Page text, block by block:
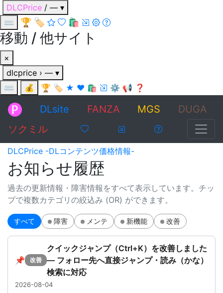
DLCPrice / — ▾
⌨
🏆 🏷️ 🛍️
移動 / 他サイト
×
dlcprice › — ▾
⌨
💰 🏆 🏷️ ★ ❤ 🛍️ ⚙ 📢 ❓
DLsite FANZA MGS
DUGA
ソクミル
DLCPrice -DLコンテンツ価格情報-
お知らせ履歴
過去の更新情報・障害情報をすべて表示しています。チッ
プで複数カテゴリの絞込み (OR) ができます。
すべて 障害 メンテ 新機能 改善
📌 改善
クイックジャンプ（Ctrl+K）を改善しました
— フォロー先へ直接ジャンプ・読み（かな）
検索に対応
2026-08-04